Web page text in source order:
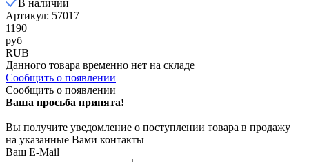
В наличии
Артикул: 57017
1190
руб
RUB
Данного товара временно нет на складе
Сообщить о появлении
Сообщить о появлении
Ваша просьба принята!
Вы получите уведомление о поступлении товара в продажу
на указанные Вами контакты
Ваш E-Mail